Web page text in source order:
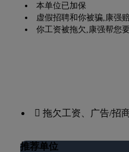
本单位已加保
虚假招聘和你被骗,康强
你工资被拖欠,康强帮您
 拖欠工资、广告/招
推荐单位